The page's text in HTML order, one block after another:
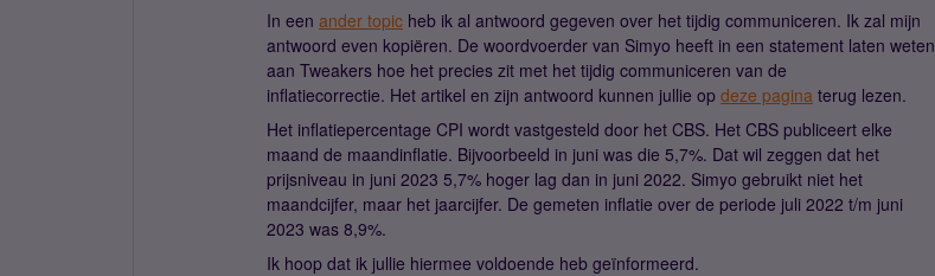
In een ander topic heb ik al antwoord gegeven over het tijdig communiceren. Ik zal mijn
antwoord even kopiëren. De woordvoerder van Simyo heeft in een statement laten weten
aan Tweakers hoe het precies zit met het tijdig communiceren van de
inflatiecorrectie. Het artikel en zijn antwoord kunnen jullie op deze pagina terug lezen.
Het inflatiepercentage CPI wordt vastgesteld door het CBS. Het CBS publiceert elke
maand de maandinflatie. Bijvoorbeeld in juni was die 5,7%. Dat wil zeggen dat het
prijsniveau in juni 2023 5,7% hoger lag dan in juni 2022. Simyo gebruikt niet het
maandcijfer, maar het jaarcijfer. De gemeten inflatie over de periode juli 2022 t/m juni
2023 was 8,9%.
Ik hoop dat ik jullie hiermee voldoende heb geïnformeerd.